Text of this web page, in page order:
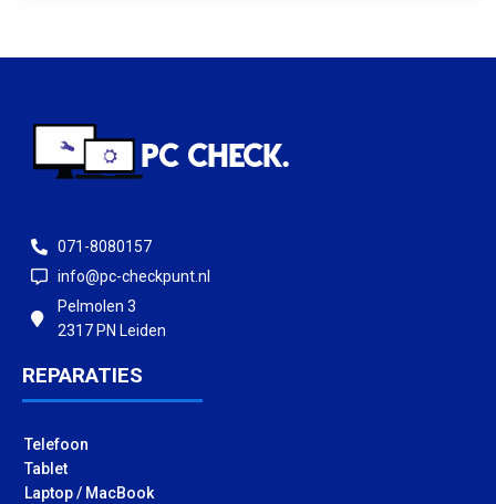
071-8080157
info@pc-checkpunt.nl
Pelmolen 3
2317 PN Leiden
REPARATIES
Telefoon
Tablet
Laptop / MacBook